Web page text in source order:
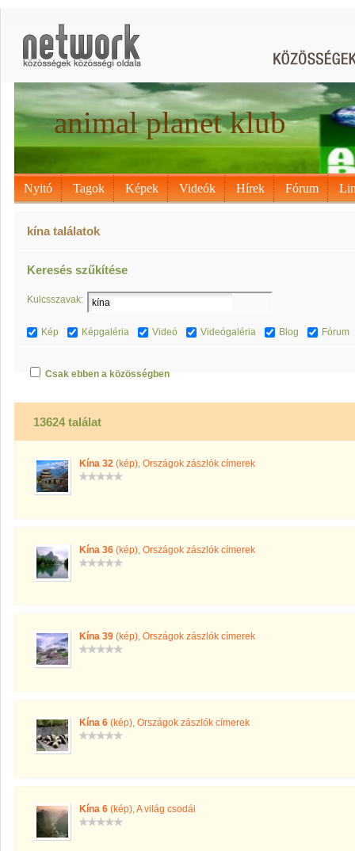
animal planet klub
Nyitó Tagok Képek Videók Hírek Fórum
kína találatok
Keresés szűkítése
Kulcsszavak:
Kép Képgaléria Videó Videógaléria Blog Fórum
Csak ebben a közösségben
13624 találat
Kína 32 (kép), Országok zászlók címerek
Kína 36 (kép), Országok zászlók címerek
Kína 39 (kép), Országok zászlók címerek
Kína 6 (kép), Országok zászlók címerek
Kína 6 (kép),A világ csodái